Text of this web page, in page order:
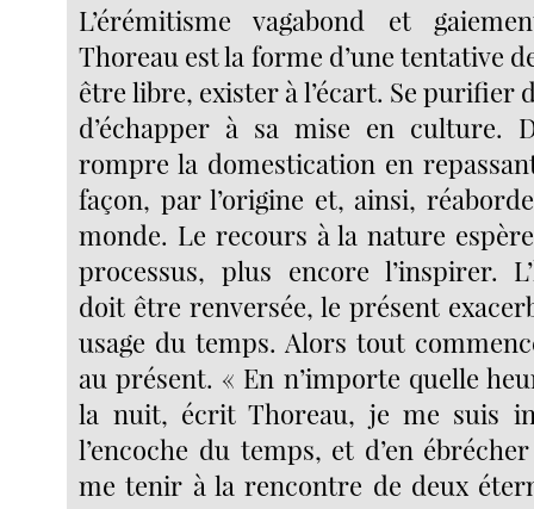
L’érémitisme vagabond et
Thoreau est la forme d’une tentative
être libre, exister à l’écart. Se purifier
d’échapper à sa mise en culture.
rompre la domestication en
façon, par l’origine et, ainsi,
monde. Le recours à la nature
processus, plus encore l’inspirer.
doit être renversée, le présent
usage du temps. Alors tout
au présent. « En n’importe quelle
la nuit, écrit Thoreau, je me suis
l’encoche du temps, et d’en
me tenir à la rencontre de deux